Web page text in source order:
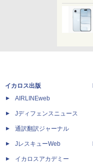
イカロス出版
AIRLINEweb
Jディフェンスニュース
通訳翻訳ジャーナル
JレスキューWeb
イカロスアカデミー